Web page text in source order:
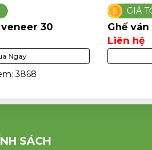
30
Ngay
3868
GIÁ
Ghế
Liên hệ
SÁCH